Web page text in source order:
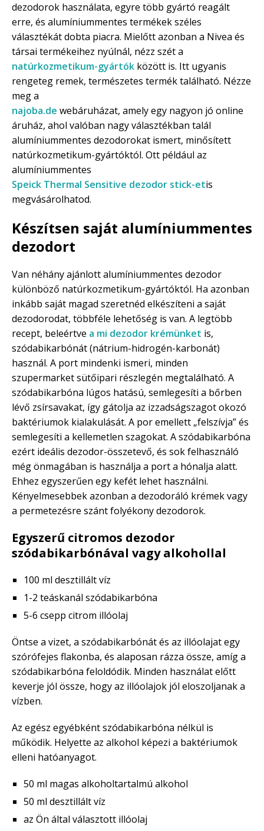
dezodorok használata, egyre több gyártó reagált
erre, és alumíniummentes termékek széles
választékát dobta piacra. Mielőtt azonban a Nivea és
társai termékeihez nyúlnál, nézz szét a
natúrkozmetikum-gyártók között is. Itt ugyanis
rengeteg remek, természetes termék található. Nézze
meg a
najoba.de webáruházat, amely egy nagyon jó online
áruház, ahol valóban nagy választékban talál
alumíniummentes dezodorokat ismert, minősített
natúrkozmetikum-gyártóktól. Ott például az
alumíniummentes
Speick Thermal Sensitive dezodor stick-etis
megvásárolhatod.
Készítsen saját alumíniummentes
dezodort
Van néhány ajánlott alumíniummentes dezodor
különböző natúrkozmetikum-gyártóktól. Ha azonban
inkább saját magad szeretnéd elkészíteni a saját
dezodorodat, többféle lehetőség is van. A legtöbb
recept, beleértve a mi dezodor krémünket is,
szódabikarbónát (nátrium-hidrogén-karbonát)
használ. A port mindenki ismeri, minden
szupermarket sütőipari részlegén megtalálható. A
szódabikarbóna lúgos hatású, semlegesíti a bőrben
lévő zsírsavakat, így gátolja az izzadságszagot okozó
baktériumok kialakulását. A por emellett „felszívja” és
semlegesíti a kellemetlen szagokat. A szódabikarbóna
ezért ideális dezodor-összetevő, és sok felhasználó
még önmagában is használja a port a hónalja alatt.
Ehhez egyszerűen egy kefét lehet használni.
Kényelmesebbek azonban a dezodoráló krémek vagy
a permetezésre szánt folyékony dezodorok.
Egyszerű citromos dezodor
szódabikarbónával vagy alkohollal
100 ml desztillált víz
1-2 teáskanál szódabikarbóna
5-6 csepp citrom illóolaj
Öntse a vizet, a szódabikarbónát és az illóolajat egy
szórófejes flakonba, és alaposan rázza össze, amíg a
szódabikarbóna feloldódik. Minden használat előtt
keverje jól össze, hogy az illóolajok jól eloszoljanak a
vízben.
Az egész egyébként szódabikarbóna nélkül is
működik. Helyette az alkohol képezi a baktériumok
elleni hatóanyagot.
50 ml magas alkoholtartalmú alkohol
50 ml desztillált víz
az Ön által választott illóolaj